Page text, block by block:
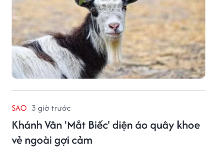
SAO 3 giờ trước
Khánh Vân 'Mắt Biếc' diện áo quây khoe
vẻ ngoài gợi cảm